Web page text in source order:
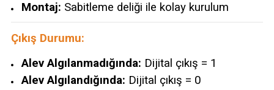
Montaj: Sabitleme deliği ile kolay kurulum
Çıkış Durumu:
Alev Algılanmadığında: Dijital çıkış = 1
Alev Algılandığında: Dijital çıkış = 0